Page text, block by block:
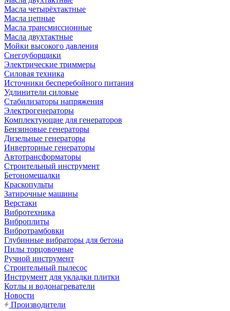
Масла четырёхтактные
Масла цепные
Масла трансмиссионные
Масла двухтактные
Мойки высокого давления
Снегоуборщики
Электрические триммеры
Силовая техника
Источники бесперебойного питания
Удлинители силовые
Стабилизаторы напряжения
Электрогенераторы
Комплектующие для генераторов
Бензиновые генераторы
Дизельные генераторы
Инверторные генераторы
Автотрансформаторы
Строительный инструмент
Бетономешалки
Краскопульты
Затирочные машины
Верстаки
Вибротехника
Виброплиты
Вибротрамбовки
Глубинные вибраторы для бетона
Пилы торцовочные
Ручной инструмент
Строительный пылесос
Инструмент для укладки плитки
Котлы и водонагреватели
Новости
Производители